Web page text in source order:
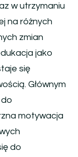
w utrzymaniu
na różnych
zmian
jako
się
Głównym
motywacja
do